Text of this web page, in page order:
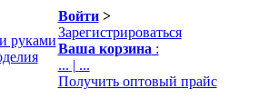
Войти>
Зарегистрироваться
Ваша корзина :
... | ...
Получить оптовый прайс